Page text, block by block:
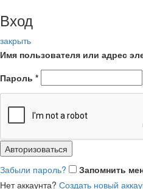
Вход
закрыть
Имя пользователя или адрес
Пароль *
Авторизоваться
Забыли пароль?
Запомнить
Нет аккаунта? Создать новый